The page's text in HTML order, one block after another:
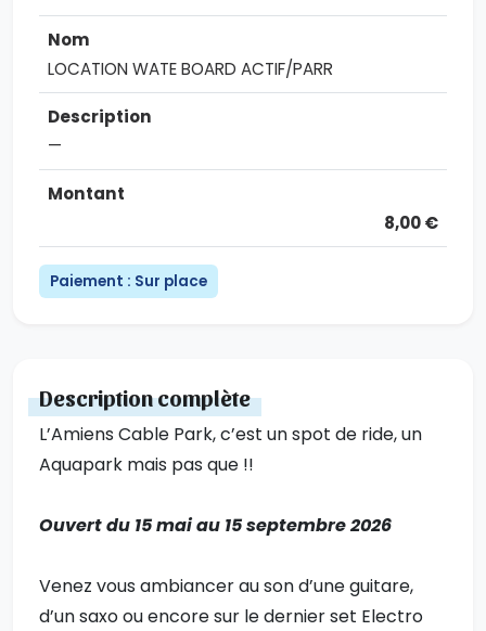
LOCATION WATE BOARD ACTIF/PARR
—
8,00 €
Paiement : Sur place
Description complète
L’Amiens Cable Park, c’est un spot de ride, un
Aquapark mais pas que !!
Ouvert du 15 mai au 15 septembre 2026
Venez vous ambiancer au son d’une guitare,
d’un saxo ou encore sur le dernier set Electro